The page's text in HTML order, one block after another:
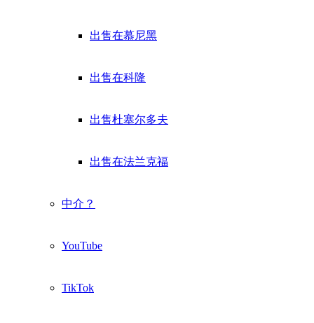
出售在慕尼黑
出售在科隆
出售杜塞尔多夫
出售在法兰克福
中介？
YouTube
TikTok